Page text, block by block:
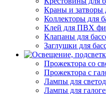
Краны и затворы
Коллекторы для
Клей для ПВХ
Клапаны для
Заглушки для
Прожектора со
Прожектора с
Лампы для
Лампы для